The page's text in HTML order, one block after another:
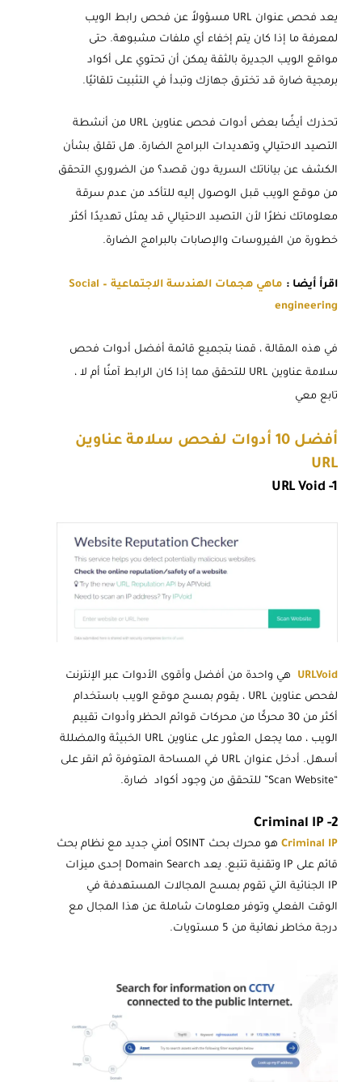
يعد فحص عنوان URL مسؤولاً عن فحص رابط الويب
لمعرفة ما إذا كان يتم إخفاء أي ملفات مشبوهة. حتى
مواقع الويب الجديرة بالثقة يمكن أن تحتوي على أكواد
برمجية ضارة قد تخترق جهازك وتبدأ في التثبيت تلقائيًا.
تحذرك أيضًا بعض أدوات فحص عناوين URL من أنشطة
التصيد الاحتيالي وتهديدات البرامج الضارة. هل تقلق بشأن
الكشف عن بياناتك السرية دون قصد؟ من الضروري التحقق
من موقع الويب قبل الوصول إليه للتأكد من عدم سرقة
معلوماتك نظرًا لأن التصيد الاحتيالي قد يمثل تهديدًا أكثر
خطورة من الفيروسات والإصابات بالبرامج الضارة.
اقرأ أيضا :
ماهي هجمات الهندسة الاجتماعية – Social
engineering
في هذه المقالة ، قمنا بتجميع قائمة أفضل أدوات فحص
سلامة عناوين URL للتحقق مما إذا كان الرابط آمنًا أم لا ،
تابع معي
أفضل 10 أدوات لفحص سلامة عناوين
URL
URL Void -1
URLVoid
هي واحدة من أفضل وأقوى الأدوات عبر الإنترنت
لفحص عناوين URL ، يقوم بمسح موقع الويب باستخدام
أكثر من 30 محركًا من محركات قوائم الحظر وأدوات تقييم
الويب ، مما يجعل العثور على عناوين URL الخبيثة والمضللة
أسهل. أدخل عنوان URL في المساحة المتوفرة ثم انقر على
“Scan Website” للتحقق من وجود أكواد ضارة.
2- Criminal IP
Criminal IP
هو محرك بحث OSINT أمني جديد مع نظام بحث
قائم على IP وتقنية تتبع. يعد Domain Search إحدى ميزات
IP الجنائية التي تقوم بمسح المجالات المستهدفة في
الوقت الفعلي وتوفر معلومات شاملة عن هذا المجال مع
درجة مخاطر نهائية من 5 مستويات.